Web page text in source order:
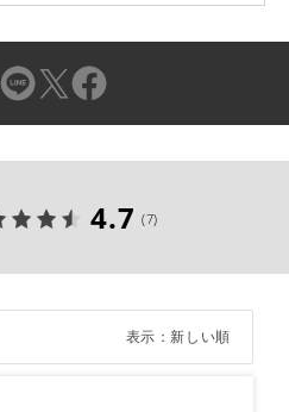
4.7 (7)
表示：新しい順